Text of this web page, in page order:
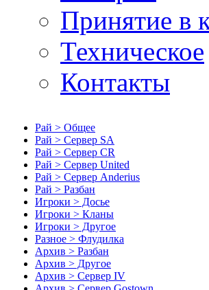
Принятие в
Техническое
Контакты
Рай > Общее
Рай > Сервер SA
Рай > Сервер CR
Рай > Сервер United
Рай > Сервер Anderius
Рай > Разбан
Игроки > Досье
Игроки > Кланы
Игроки > Другое
Разное > Флудилка
Архив > Разбан
Архив > Другое
Архив > Сервер IV